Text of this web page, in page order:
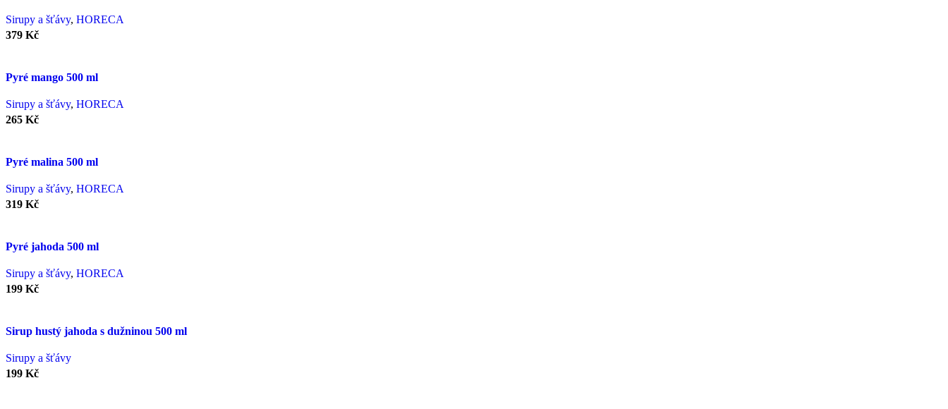
Sirupy a šťávy, HORECA
379 Kč
Pyré mango 500 ml
Sirupy a šťávy, HORECA
265 Kč
Pyré malina 500 ml
Sirupy a šťávy, HORECA
319 Kč
Pyré jahoda 500 ml
Sirupy a šťávy, HORECA
199 Kč
Sirup hustý jahoda s dužninou 500 ml
Sirupy a šťávy
199 Kč